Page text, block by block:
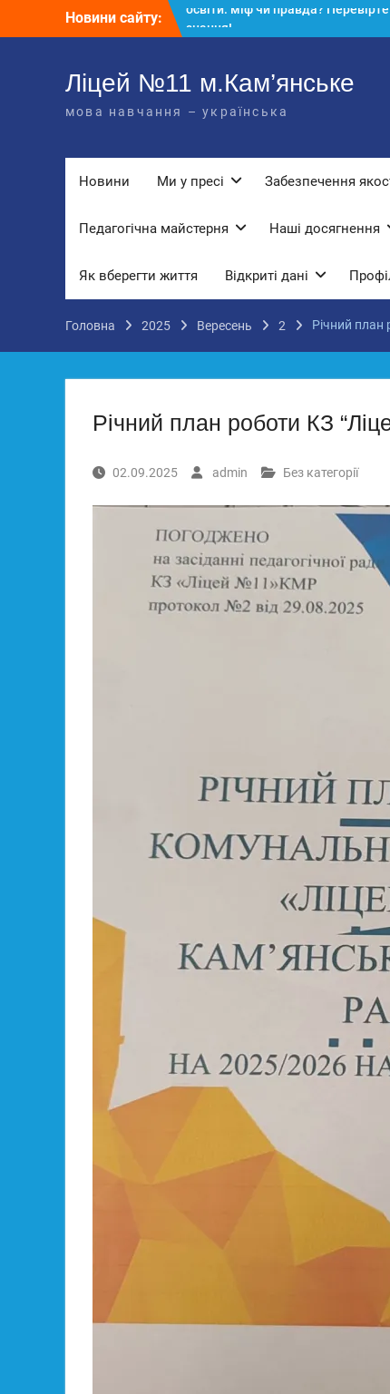
Новини сайту:
КЗ «Ліцей №11» запрошує до
команди!
дітям і молоді виїхати з окупації
До Всесвітнього дня боротьби з
дитячою працею
Ліцей №11 м.Кам’янське
мова навчання – українська
Новини Ми у пресі Забезпечення
Педагогічна майстерня Наші досягнення
Як вберегти життя Відкриті дані
Головна 2025 Вересень 2 Річний план
Річний план роботи КЗ
02.09.2025 admin Без категорії